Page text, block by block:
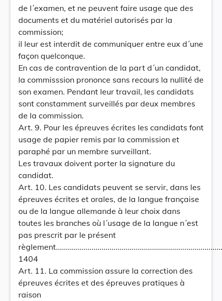
de l´examen, et ne peuvent faire usage que des
documents et du matériel autorisés par la
commission;
il leur est interdit de communiquer entre eux d´une
façon quelconque.
En cas de contravention de la part d´un candidat,
la commisssion prononce sans recours la nullité de
son examen. Pendant leur travail, les candidats
sont constamment surveillés par deux membres
de la commission.
Art. 9. Pour les épreuves écrites les candidats font
usage de papier remis par la commission et
paraphé par un membre surveillant.
Les travaux doivent porter la signature du
candidat.
Art. 10. Les candidats peuvent se servir, dans les
épreuves écrites et orales, de la langue française
ou de la langue allemande à leur choix dans
toutes les branches où l´usage de la langue n´est
pas prescrit par le présent
1404
Art. 11. La commission assure la correction des
épreuves écrites et des épreuves pratiques à
raison